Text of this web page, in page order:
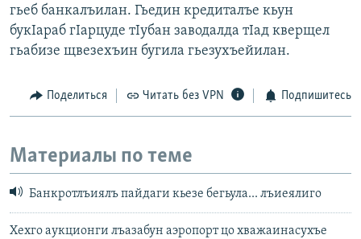
гьеб банкалъилан. Гьедин кредиталъе кьун
букIараб гIарцуде тIубан заводалда тIад кверщел
гьабизе щвезехъин бугила гьезухъейилан.
Поделиться Читать без VPN Подпишитесь
Материалы по теме
Банкротлъиялъ пайдаги кьезе бегьула... лъиеялиго
Хехго аукционги лъазабун аэропорт цо хважаинасухъе